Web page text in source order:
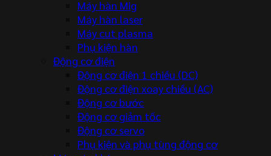
Máy hàn Mig
Máy hàn laser
Máy cut plasma
Phụ kiện hàn
Động cơ điện
Động cơ điện 1 chiều (DC)
Động cơ điện xoay chiều (AC)
Động cơ bước
Động cơ giảm tốc
Động cơ servo
Phụ kiện và phụ tùng động cơ